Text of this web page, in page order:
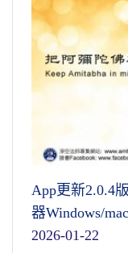
App更新2.0.4
器Windows/
2026-01-22